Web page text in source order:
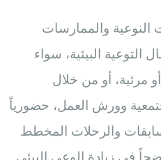
النوعية والممارسات
التوعية البيئية، سواء
مرئية، أو من خلال
وورش العمل، حضورياً
والرحلات المخطط
في زيادة الوعي البيئي